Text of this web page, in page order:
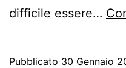
difficile essere…
Pubblicato 30 Gennaio